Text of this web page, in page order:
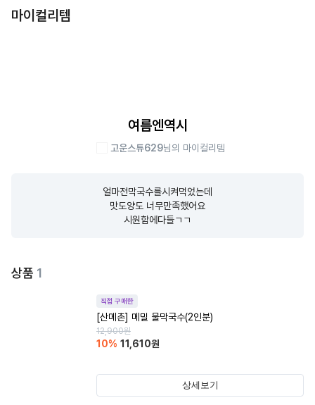
마이컬리템
여름엔역시
고운스튜629님의 마이컬리템
얼마전막국수를시켜먹었는데
맛도양도 너무만족했어요
시원함에다들ㄱㄱ
상품 1
직접 구매한
[산메촌] 메밀 물막국수(2인분)
12,900원
10% 11,610원
상세보기